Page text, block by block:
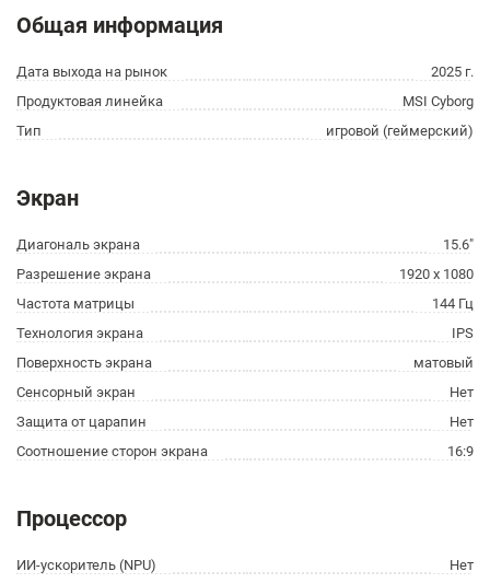
Общая информация
Дата выхода на рынок
2025 г.
Продуктовая линейка
MSI Cyborg
Тип
игровой (геймерский)
Экран
Диагональ экрана
15.6"
Разрешение экрана
1920 x 1080
Частота матрицы
144 Гц
Технология экрана
IPS
Поверхность экрана
матовый
Сенсорный экран
Нет
Защита от царапин
Нет
Соотношение сторон экрана
16:9
Процессор
ИИ-ускоритель (NPU) Нет